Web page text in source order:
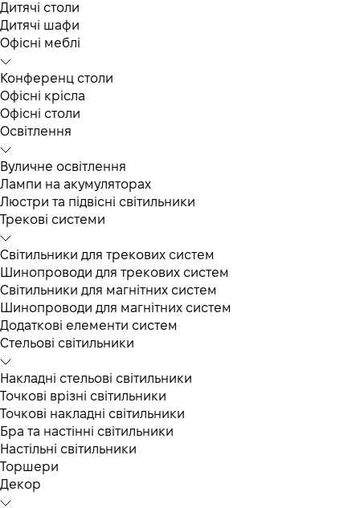
Дитячі столи
Дитячі шафи
Офісні меблі
Конференц столи
Офісні крісла
Офісні столи
Освітлення
Вуличне освітлення
Лампи на акумуляторах
Люстри та підвісні світильники
Трекові системи
Світильники для трекових систем
Шинопроводи для трекових систем
Світильники для магнітних систем
Шинопроводи для магнітних систем
Додаткові елементи систем
Cтельові світильники
Накладні стельові світильники
Точкові врізні світильники
Точкові накладні світильники
Бра та настінні світильники
Настільні світильники
Торшери
Декор